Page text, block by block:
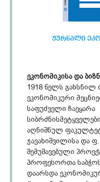
ჟურნალი
ეკონომიკისა და
1918 წელს გახსნილ
ეკონომიკური
საფუძველი ჩაეყარა
აღნიშნულ
ჯავახიშვილისა და
შემუშავებული
პროფესორთა
დაარსდა